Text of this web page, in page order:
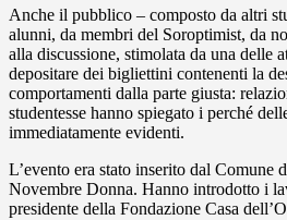
Anche il pubblico – composto da altri
alunni, da membri del Soroptimist, da
alla discussione, stimolata da una delle
depositare dei bigliettini contenenti la
comportamenti dalla parte giusta:
studentesse hanno spiegato i perché
immediatamente evidenti.
L’evento era stato inserito dal Comune
Novembre Donna. Hanno introdotto i
presidente della Fondazione Casa